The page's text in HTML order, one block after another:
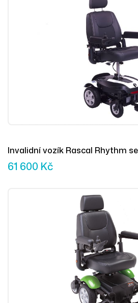
Invalidní vozík Rascal Rhythm
61 600 Kč